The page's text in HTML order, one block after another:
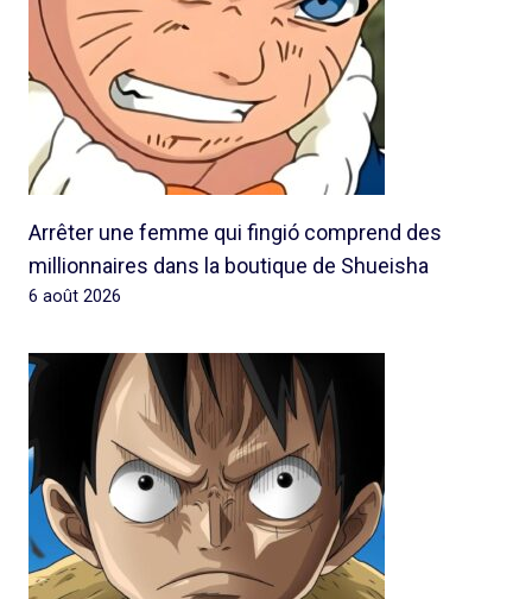
Arrêter une femme qui fingió comprend des
millionnaires dans la boutique de Shueisha
6 août 2026